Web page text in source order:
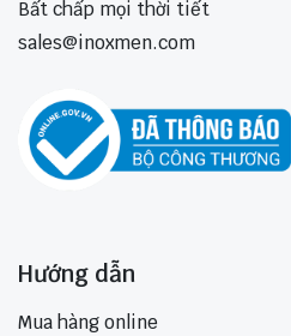
Bất chấp mọi thời tiết
sales@inoxmen.com
Hướng dẫn
Mua hàng online